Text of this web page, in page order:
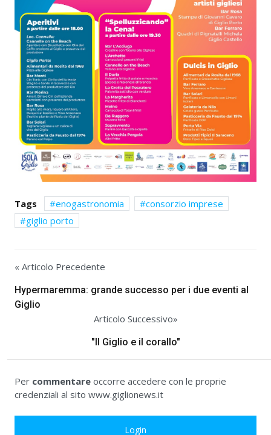
Tags enogastronomia
consorzio imprese
giglio porto
« Articolo Precedente
Hypermaremma: grande successo per i due eventi al
Giglio
Articolo Successivo»
"Il Giglio e il corallo"
Per commentare occorre accedere con le proprie
credenziali al sito www.giglionews.it
Login